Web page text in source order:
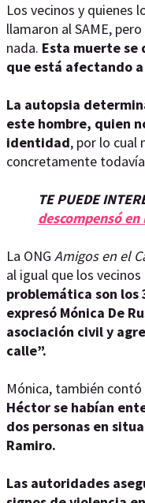
Los vecinos y quienes
llamaron al SAME,
nada. Esta muerte se
que está afectando
La autopsia
este hombre, quien
identidad, por lo cual
concretamente
TE PUEDE
descompensó en
La ONG Amigos en el
al igual que los
problemática son los
expresó Mónica De
asociación civil y
calle”.
Mónica, también contó
Héctor se habían
dos personas en
Ramiro.
Las autoridades